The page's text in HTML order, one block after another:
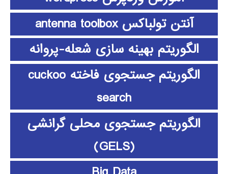
آنتن تولباکس antenna toolbox
الگوریتم بهینه سازی شعله-پروانه
الگوریتم جستجوی فاخته cuckoo
search
الگوریتم جستجوی محلی گرانشی
(GELS)